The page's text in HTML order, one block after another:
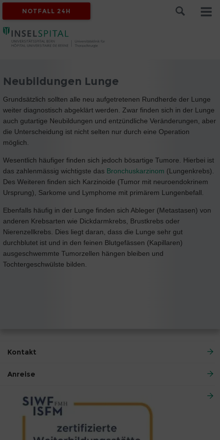
NOTFALL 24H
Neubildungen Lunge
Grundsätzlich sollten alle neu aufgetretenen Rundherde der Lunge
weiter diagnostisch abgeklärt werden. Zwar finden sich in der Lunge
auch gutartige Neubildungen und entzündliche Veränderungen, aber
die Unterscheidung ist nicht selten nur durch eine Operation
möglich.
Wesentlich häufiger finden sich jedoch bösartige Tumore. Hierbei ist
das zahlenmässig wichtigste das Bronchuskarzinom (Lungenkrebs).
Des Weiteren finden sich Karzinoide (Tumor mit neuroendokrinem
Ursprung), Sarkome und Lymphome mit primärem Lungenbefall.
Ebenfalls häufig in der Lunge finden sich Ableger (Metastasen) von
anderen Krebsarten wie Dickdarmkrebs, Brustkrebs oder
Nierenzellkrebs. Dies liegt daran, dass die Lunge sehr gut
durchblutet ist und in den feinen Blutgefässen (Kapillaren)
ausgeschwemmte Tumorzellen hängen bleiben und
Tochtergeschwülste bilden.
Kontakt
Anreise